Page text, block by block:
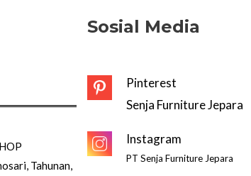
Tahunan,
Sosial Media
Pinterest
Senja Furniture Jepara
Instagram
PT Senja Furniture Jepara